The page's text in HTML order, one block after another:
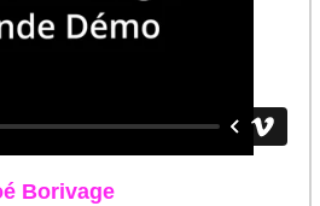
Borivage